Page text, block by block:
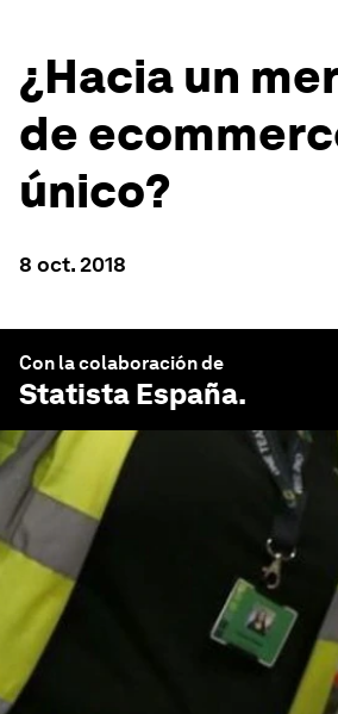
¿Hacia un
de
único?
8 oct. 2018
Con la colaboración de
Statista España.